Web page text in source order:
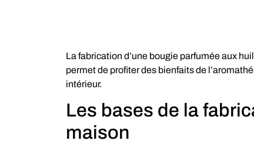
La fabrication d’une bougie parfumée aux
permet de profiter des bienfaits de
intérieur.
Les bases de la
maison